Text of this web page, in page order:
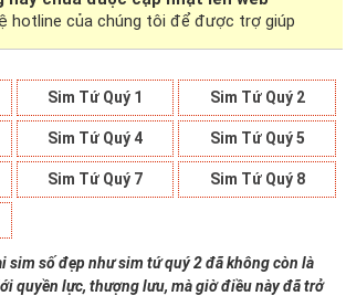
hotline của chúng tôi để được trợ giúp
Sim Tứ Quý 1 Sim Tứ Quý 2
Sim Tứ Quý 4 Sim Tứ Quý 5
Sim Tứ Quý 7 Sim Tứ Quý 8
sim số đẹp như sim tứ quý 2 đã không còn là
quyền lực, thượng lưu, mà giờ điều này đã trở